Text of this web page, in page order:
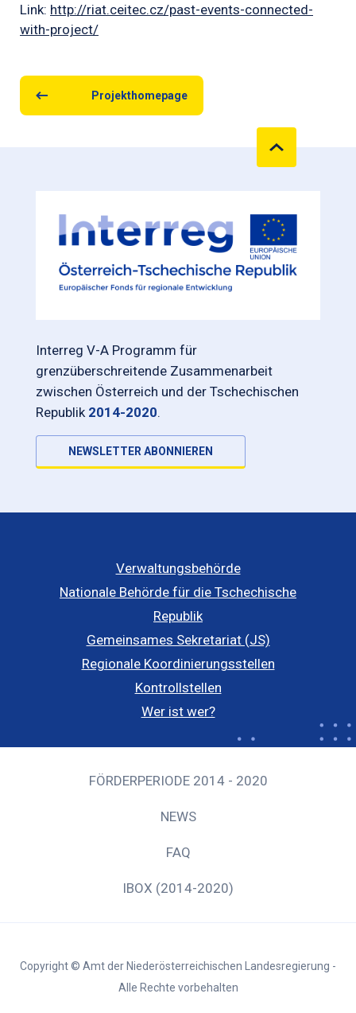
Link: http://riat.ceitec.cz/past-events-connected-
with-project/
Projekthomepage
Interreg V-A Programm für
grenzüberschreitende Zusammenarbeit
zwischen Österreich und der Tschechischen
Republik 2014-2020.
NEWSLETTER ABONNIEREN
Verwaltungsbehörde
Nationale Behörde für die Tschechische
Republik
Gemeinsames Sekretariat (JS)
Regionale Koordinierungsstellen
Kontrollstellen
Wer ist wer?
FÖRDERPERIODE 2014 - 2020
NEWS
FAQ
IBOX (2014-2020)
Copyright © Amt der Niederösterreichischen Landesregierung -
Alle Rechte vorbehalten